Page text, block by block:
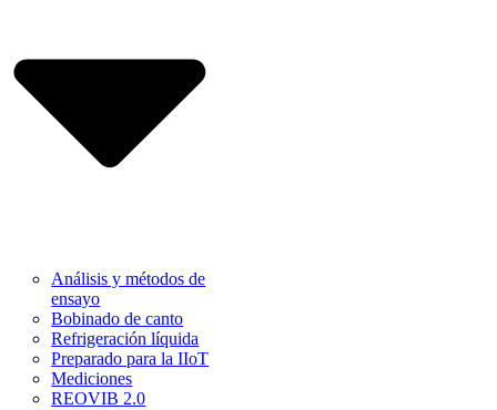
Análisis y métodos de
ensayo
Bobinado de canto
Refrigeración líquida
Preparado para la IIoT
Mediciones
REOVIB 2.0